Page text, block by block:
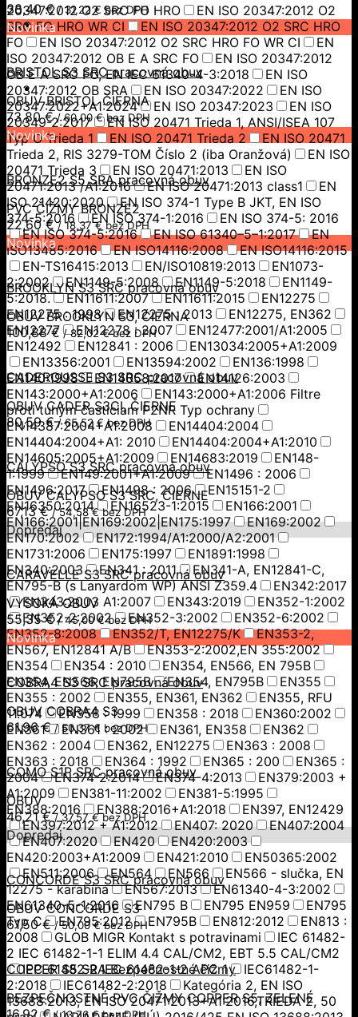
20347:2012 O2 SRC FO HRO
EN ISO 20347:2012 O2
SRC FO HRO WR CI
EN ISO 20347:2012 O2 SRC HRO
FO
EN ISO 20347:2012 O2 SRC HRO FO WR CI
EN
ISO 20347:2012 OB E A SRC FO
EN ISO 20347:2012
OB E A SRC FO, EN IEC 61340-4-3:2018
EN ISO
20347:2012 OB SRA
EN ISO 20347:2022
EN ISO
20347:2022+A1:2024
EN ISO 20347:2023
EN ISO
20349-2:2017
EN ISO 20471 Trieda 1, ANSI/ISEA 107
Typ O Trieda 1
EN ISO 20471 Trieda 2
EN ISO 20471
Trieda 2, RIS 3279-TOM Číslo 2 (iba Oranžová)
EN ISO
20471 Trieda 3
EN ISO 20471:2013
EN ISO
20471:2013 /A1:2016
EN ISO 20471:2013 class1
EN
ISO 21420:2020
EN ISO 374-1 Type B JKT, EN ISO
374-5:2016
EN ISO 374-1:2016
EN ISO 374-5: 2016
EN ISO 374-5:2016
EN ISO 61340–5–1:2017
EN
ISO13485:2016
EN ISO14116:2008
EN ISO14116:2015
EN-TS16415:2013
EN/ISO10819:2013
EN1073-
2:2002
EN1149-5:2008 EN1149-5:2018
EN1149-
5:2018.
EN11611:2007 EN11611:2015
EN12275
EN12275 : 1998
EN12275 : 2013
EN12275, EN362
EN12277
EN12278 : 2007
EN12477:2001/A1:2005
EN12492
EN12841 : 2006
EN13034:2005+A1:2009
EN13356:2001
EN13594:2002
EN136:1998
EN140:1998
EN14058:2017
EN14126:2003
EN143:2000+A1:2006
EN143:2000+A1:2006 Filtre
proti tuhým časticiam P2NR Typ ochrany
EN14387:2004+A1:2008
EN14404:2004
EN14404:2004+A1: 2010
EN14404:2004+A1:2010
EN14605:2005+A1:2009
EN14683:2019
EN148-
1:1999
EN149:2001+A1:2009
EN1496 : 2006
EN1496:2017
EN1498 : 2006
EN15151-2
EN16350:2014
EN16523-1:2015
EN166:2001
EN166:2001|EN169:2002|EN175:1997
EN169:2002
EN170:2002
EN172:1994/A1:2000/A2:2001
EN1731:2006
EN175:1997
EN1891:1998
EN340:2003
EN341 : 2011
EN341-A, EN12841-C,
EN795-B (s Lanyardom WP) ANSI Z359.4
EN342:2017
EN343:2003 A1:2007
EN343:2019
EN352-1:2002
EN352-2:2002
EN352-3:2002
EN352-6:2002
EN352-8:2008
EN352/T, EN12275/K
EN353-2,
EN567, EN12841 A/B
EN353-2:2002,EN 355:2002
EN354
EN354 : 2010
EN354, EN566, EN 795B
EN354, EN566, EN795B
EN354, EN795B
EN355
EN355 : 2002
EN355, EN361, EN362
EN355, RFU
11.074
EN358 : 1999 EN358 : 2018
EN360:2002
EN361
EN361 : 2002 EN361, EN358
EN362
EN362 : 2004
EN362, EN12275
EN363 : 2008
EN363 : 2018
EN364 : 1992 EN365 : 200
EN365 :
2004
EN374-2:2014 EN374-4:2013
EN379:2003 +
A1:2009
EN381-11:2002
EN381-5:1995
EN388:2016
EN388:2016+A1:2018
EN397, EN12429
EN397:2012 + A1:2012
EN407: 2020
EN407:2004
EN407:2020
EN420
EN420:2003
EN420:2003+A1:2009
EN421:2010
EN50365:2002
EN511:2006
EN564 EN566
EN566 - slučka, EN
12275 - karabína
EN567:2013
EN61340-4-3:2002
EN61340-5-1:2016
EN795 B EN795 EN959
EN795
Typ C
EN795:2012 EN795B EN812:2012
EN813 :
2008
GLOB MIGR Kontakt s potravinami
IEC 61482-
2 IEC 61482-1-1 ELIM 4.4 CAL/CM2, EBT 5.5 CAL/CM2
IEC 61482-2 IEC 61482-1-2 APC 1
IEC61482-1-
2:2018
IEC61482-2:2018
Kategória 2, EN ISO
13688:2013, EN ISO 20471:2013+A1:2016,TRIEDA 2, 50
38,40€/31,22€ bez DPH
Novinka
BRISTOL S3 SRC pracovná obuv
OBUV BRISTOL ČIERNA
73,80€/60,00€bez DPH
Novinka
BRONZE2 S5 SRA pracovná obuv
PVC ČIŽMY BRONZE2
22,60€/18,37€ bez DPH
Novinka
BROOKLYN S3 SRC pracovná obuv
OBUV BROOKLYN S3, ČIERNA
100,88€ /82,02€bez DPH
CADEROUSSE S3 SRC pracovná obuv
OBUV CADER S3CI, ČIERNE
80,59€/65,52€bez DPH
CALYPSO S3 SRC pracovná obuv
OBUV CALYPSO S3 SRC, ČIERNE
67,13€/54,58€bez DPH
Dopredaj
CARAVELLE S3 SRC pracovná obuv
VYSOKÁ OBUV
55,35€/45,00€bez DPH
Novinka
COBRA4 S3 SRC pracovná obuv
OBUV COBRA4 S3
61,96€/ 50,37€ bez DPH
COMO S1P SRC pracovná obuv
OBUV
46,21€/37,57€bez DPH
Dopredaj
CONCORDE S3 SRC pracovná obuv
OBUV CONCORDE S3
61,50€/50,00€bez DPH
COPPER S5 SRA Bezpečnostné čižmy
BEZPEČNOSTNÉ PVC ČIŽMY COPPER S5, ZELENÉ
16,92€